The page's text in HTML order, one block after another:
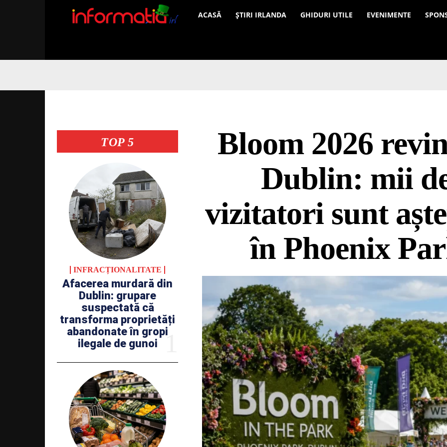
Informația
ACASĂ ȘTIRI IRLANDA GHIDURI UTILE EVENIMENTE
TOP 5
INFRACȚIONALITATE
Afacerea murdară din
Dublin: grupare
suspectată că
transforma proprietăți
abandonate în gropi
ilegale de gunoi
Bloom 2026
Dublin: mii
vizitatori sunt
în Phoenix